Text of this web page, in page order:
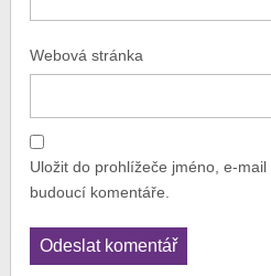
Webová stránka
Uložit do prohlížeče jméno, e-
budoucí komentáře.